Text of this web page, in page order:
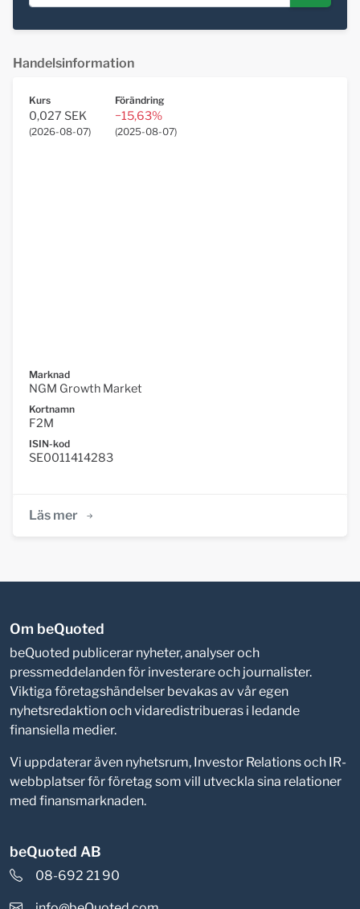
Handelsinformation
Kurs
0,027 SEK
(2026-08-07)
Förändring
−15,63%
(2025-08-07)
Marknad
NGM Growth Market
Kortnamn
F2M
ISIN-kod
SE0011414283
Läs mer
Om beQuoted
beQuoted publicerar nyheter, analyser och
pressmeddelanden för investerare och journalister.
Viktiga företagshändelser bevakas av vår egen
nyhetsredaktion och vidaredistribueras i ledande
finansiella medier.
Vi uppdaterar även nyhetsrum, Investor Relations och IR-
webbplatser för företag som vill utveckla sina relationer
med finansmarknaden.
beQuoted AB
08-692 21 90